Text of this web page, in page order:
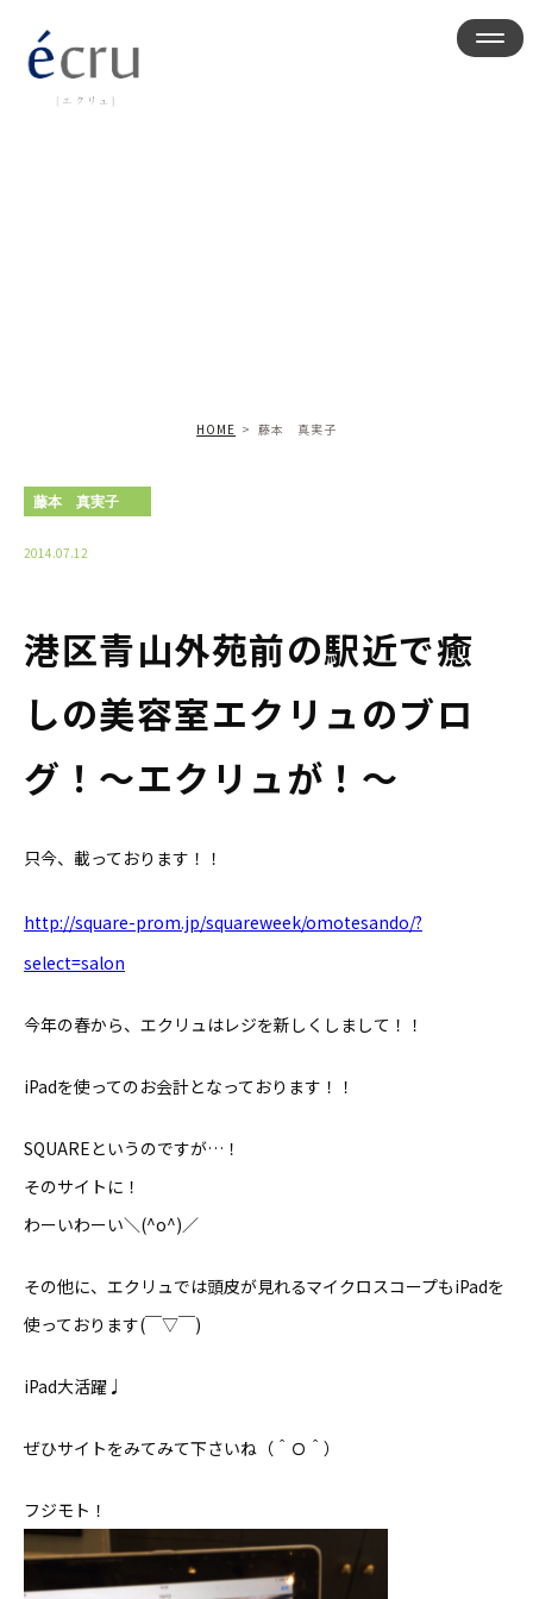
HOME 藤本 真実子
藤本 真実子
2014.07.12
港区青山外苑前の駅近で癒
しの美容室エクリュのブロ
グ！〜エクリュが！〜
只今、載っております！！
http://square-prom.jp/squareweek/omotesando/?
select=salon
今年の春から、エクリュはレジを新しくしまして！！
iPadを使ってのお会計となっております！！
SQUAREというのですが…！
そのサイトに！
わーいわーい＼(^o^)／
その他に、エクリュでは頭皮が見れるマイクロスコープもiPadを
使っております(￣▽￣)
iPad大活躍♩
ぜひサイトをみてみて下さいね（＾Ｏ＾）
フジモト！